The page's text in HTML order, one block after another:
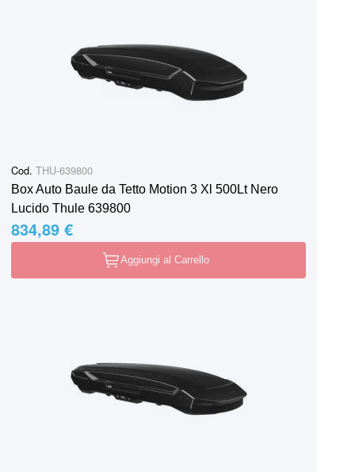
Cod. THU-639800
Box Auto Baule da Tetto Motion 3 Xl 500Lt Nero
Lucido Thule 639800
834,89 €
Aggiungi al Carrello